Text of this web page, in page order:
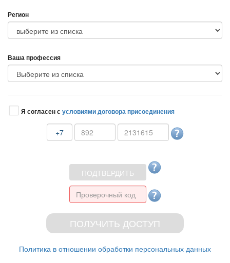
Регион
аша профессия
Я согласен сусловиями договора присоединения
+7
Политика в отношении обработки персональных данных